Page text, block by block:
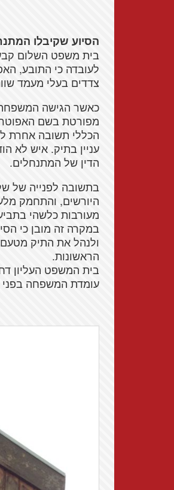
הסיוע שקיבלו
בית משפט השלום
לעובדה כי התובע,
צדדים בעלי מעמד
כאשר הגישה
מפורטת בשם
הכללי תשובה אחרת
עניין בתיק. איש לא
הדין של המתנחלים.
בתשובה לפנייה של
היורשים, והתחמק
מעורבות כלשהי
במקרה זה מובן כי
ולנהל את התיק
הראשונות.
עומדת המשפחה בפני